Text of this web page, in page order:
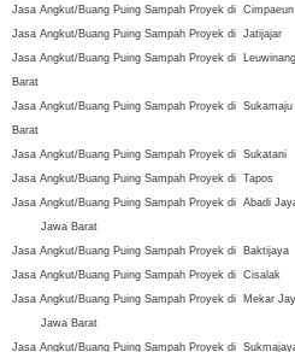
Jasa Angkut/Buang Puing Sampah Proyek di Cimpaeun
Jasa Angkut/Buang Puing Sampah Proyek di Jatijajar
Jasa Angkut/Buang Puing Sampah Proyek di
Barat
Jasa Angkut/Buang Puing Sampah Proyek di Sukamaju
Barat
Jasa Angkut/Buang Puing Sampah Proyek di Sukatani
Jasa Angkut/Buang Puing Sampah Proyek di Tapos
Jasa Angkut/Buang Puing Sampah Proyek di Abadi
Jawa Barat
Jasa Angkut/Buang Puing Sampah Proyek di
Baktijaya
Jasa Angkut/Buang Puing Sampah Proyek di Cisalak
Jasa Angkut/Buang Puing Sampah Proyek di
Mekar
Jawa Barat
Jasa Angkut/Buang Puing Sampah Proyek di